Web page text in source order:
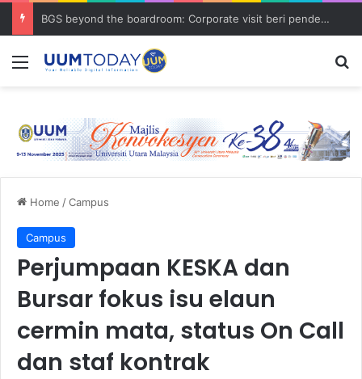
BGS beyond the boardroom: Corporate visit beri pendedahan dunia korporat kepada PELAJAR UUM
Menu
Home /Campus
Campus
Perjumpaan KESKA dan
Bursar fokus isu elaun
cermin mata, status On Call
dan staf kontrak